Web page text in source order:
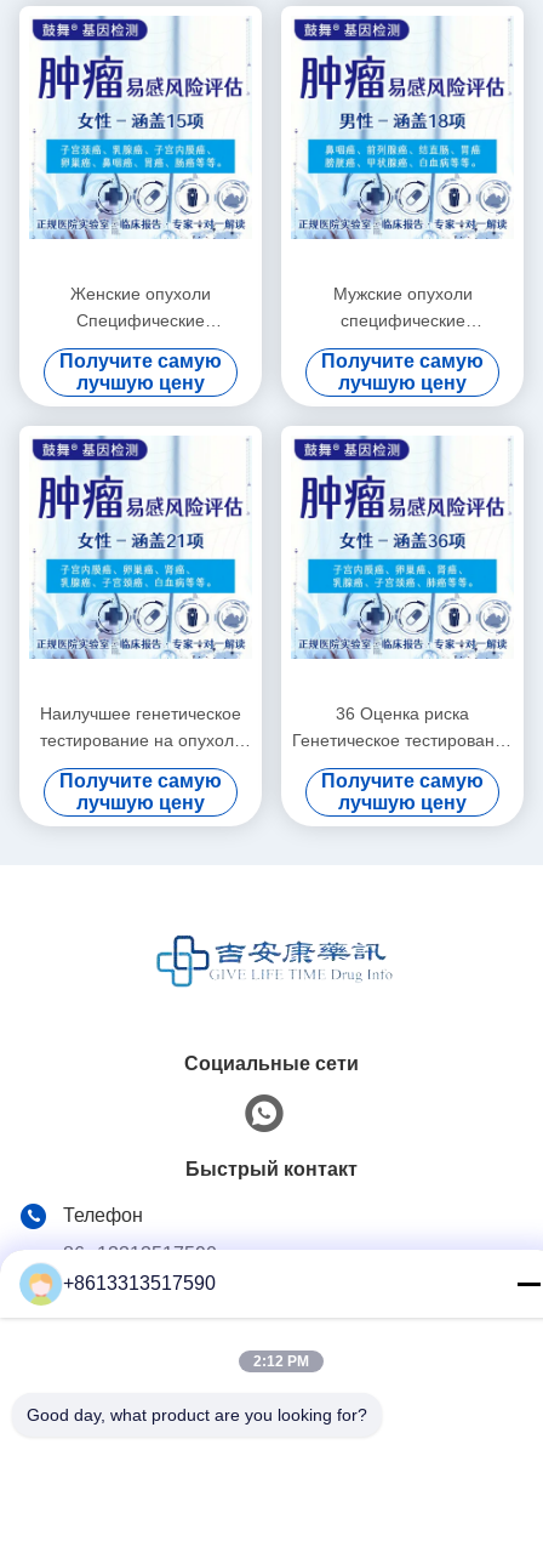
Женские опухоли
Специфические
генетические тесты на рак
15 пунктов
Получите самую
лучшую цену
Мужские опухоли
специфические
генетические тесты 18
пунктов генетические тесты
на болезнь
Получите самую
лучшую цену
Наилучшее генетическое
тестирование на опухоль
21 пункт для женщин
Получите самую
лучшую цену
36 Оценка риска
Генетическое тестирование
на рак
Получите самую
лучшую цену
Социальные сети
Быстрый контакт
Телефон
86--13313517590
RM09, BLK C,13/F,FOU WAH INDUSTRIAL WILDING,83-93
+8613313517590
2:12 PM
Good day, what product are you looking for?